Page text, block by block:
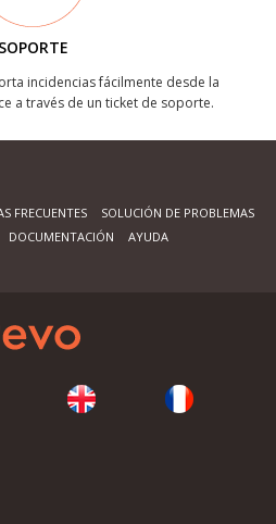
SOPORTE
incidencias fácilmente desde la
a través de un ticket de soporte.
FRECUENTES
SOLUCIÓN DE PROBLEMAS
DOCUMENTACIÓN AYUDA